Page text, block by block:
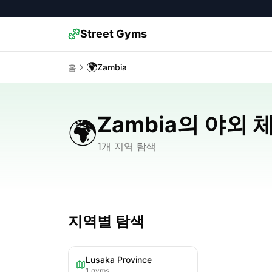
Street Gyms
홈 🌍Zambia
🌍Zambia의 야외
1개 지역 탐색
지역별 탐색
Lusaka Province